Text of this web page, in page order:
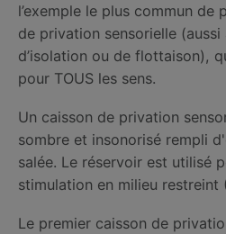
l’exemple le plus commun de
de privation sensorielle
d’isolation ou de flottaison),
pour TOUS les sens.
Un caisson de privation
sombre et insonorisé rempli
salée. Le réservoir est utilisé
stimulation en milieu restreint
Le premier caisson de